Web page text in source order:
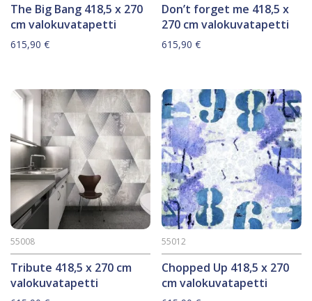
The Big Bang 418,5 x 270
cm valokuvatapetti
615,90 €
Don’t forget me 418,5 x
270 cm valokuvatapetti
615,90€
Tribute 418,5 x 270 cm
valokuvatapetti
55008
Chopped Up 418,5 x 270
cm valokuvatapetti
55012